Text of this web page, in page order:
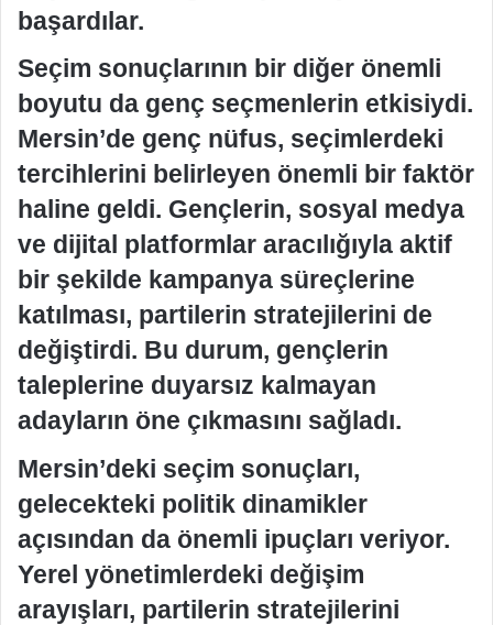
başardılar.
Seçim sonuçlarının bir diğer önemli
boyutu da genç seçmenlerin etkisiydi.
Mersin’de genç nüfus, seçimlerdeki
tercihlerini belirleyen önemli bir faktör
haline geldi. Gençlerin, sosyal medya
ve dijital platformlar aracılığıyla aktif
bir şekilde kampanya süreçlerine
katılması, partilerin stratejilerini de
değiştirdi. Bu durum, gençlerin
taleplerine duyarsız kalmayan
adayların öne çıkmasını sağladı.
Mersin’deki seçim sonuçları,
gelecekteki politik dinamikler
açısından da önemli ipuçları veriyor.
Yerel yönetimlerdeki değişim
arayışları, partilerin stratejilerini